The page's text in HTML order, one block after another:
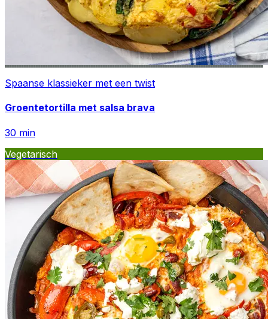
Spaanse klassieker met een twist
Groentetortilla met salsa brava
30 min
Vegetarisch